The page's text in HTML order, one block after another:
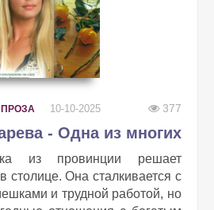
10-10-2025 377
- Одна из многих
из провинции решает
столице. Она сталкивается с
и трудной работой, но